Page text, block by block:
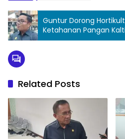
Guntur Dorong
Ketahanan Pangan
Related Posts